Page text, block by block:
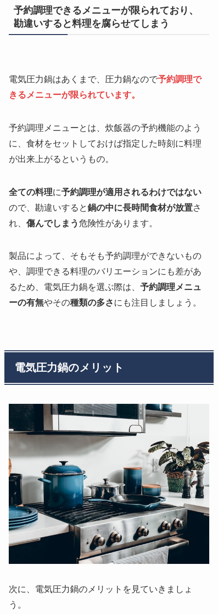
予約調理できるメニューが限られており、
勘違いすると料理を腐らせてしまう
電気圧力鍋はあくまで、圧力鍋なので予約調理で
きるメニューが限られています。
予約調理メニューとは、炊飯器の予約機能のよう
に、食材をセットしておけば指定した時刻に料理
が出来上がるというもの。
全ての料理に予約調理が適用されるわけではない
ので、勘違いすると 鍋の中に長時間食材が放置さ
れ、 傷んでしまう 危険性があります。
製品によって、そもそも予約調理ができないもの
や、調理できる料理のバリエーションにも差があ
るため、電気圧力鍋を選ぶ際は、 予約調理メニュ
ーの有無やその種類の多さ にも注目しましょう。
電気圧力鍋のメリット
次に、電気圧力鍋のメリットを見ていきましょ
う。